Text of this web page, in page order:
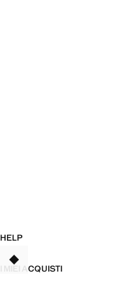
HELP
I MIEI ACQUISTI